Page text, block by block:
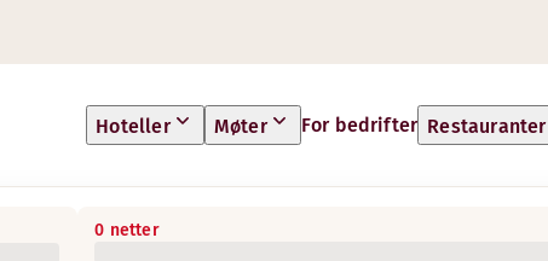
Hoteller Møter For bedrifter Restauranter
0 netter